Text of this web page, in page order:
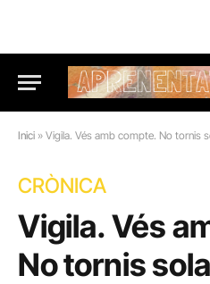
Inici » Vigila. Vés amb compte. No tornis
CRÒNICA
Vigila. Vés
No tornis